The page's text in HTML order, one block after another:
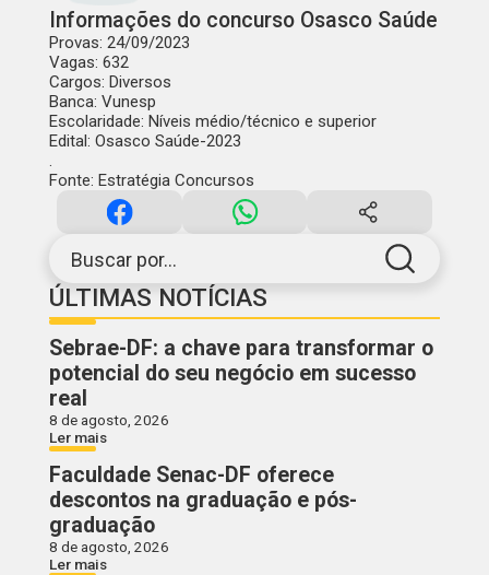
Buscar por...
ÚLTIMAS NOTÍCIAS
Sebrae-DF: a chave para transformar o
potencial do seu negócio em sucesso
real
8 de agosto, 2026
Ler mais
Faculdade Senac-DF oferece
descontos na graduação e pós-
graduação
8 de agosto, 2026
Ler mais
Informações do concurso Osasco Saúde
Provas: 24/09/2023
Vagas: 632
Cargos: Diversos
Banca: Vunesp
Escolaridade: Níveis médio/técnico e superior
Edital: Osasco Saúde-2023
.
Fonte: Estratégia Concursos